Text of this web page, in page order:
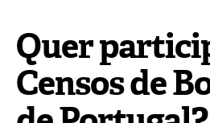
Quer
Censos de